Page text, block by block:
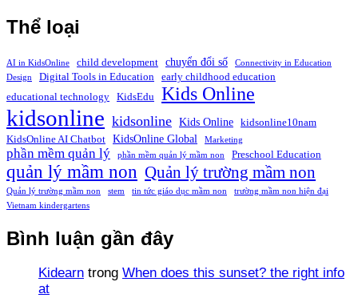
Thể loại
AI in KidsOnline child development chuyển đổi số
Connectivity in Education
Design
Digital Tools in Education
early childhood education
educational technology
KidsEdu Kids Online
kidsonline kidsonline Kids Online
kidsonline10nam
KidsOnline AI Chatbot
KidsOnline Global Marketing
phần mềm quản lý phần mềm quản lý mầm non Preschool Education
quản lý mầm non Quản lý trường mầm non
Quản lý trường mầm non stem tin tức giáo dục mầm non
trường mầm non hiện đại
Vietnam kindergartens
Bình luận gần đây
Kidearn trong When does this sunset? the right info
at